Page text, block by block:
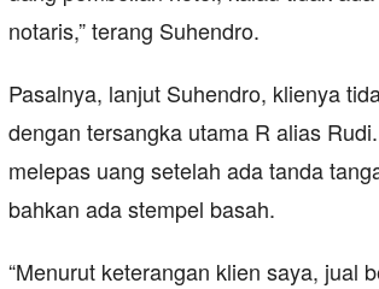
notaris,” terang Suhendro.
Pasalnya, lanjut Suhendro, klienya
dengan tersangka utama R alias
melepas uang setelah ada tanda
bahkan ada stempel basah.
“Menurut keterangan klien saya, jual